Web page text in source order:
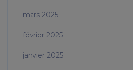
mars 2025
février 2025
janvier 2025